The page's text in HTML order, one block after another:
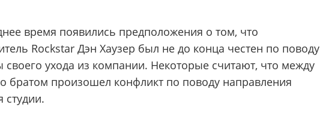
время появились предположения о том, что
Rockstar Дэн Хаузер был не до конца честен по поводу
ухода из компании. Некоторые считают, что между
братом произошел конфликт по поводу направления
студии.